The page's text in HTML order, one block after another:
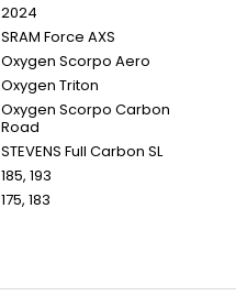
2024
SRAM Force AXS
Oxygen Scorpo Aero
Oxygen Triton
Oxygen Scorpo Carbon
Road
STEVENS Full Carbon SL
185, 193
175, 183